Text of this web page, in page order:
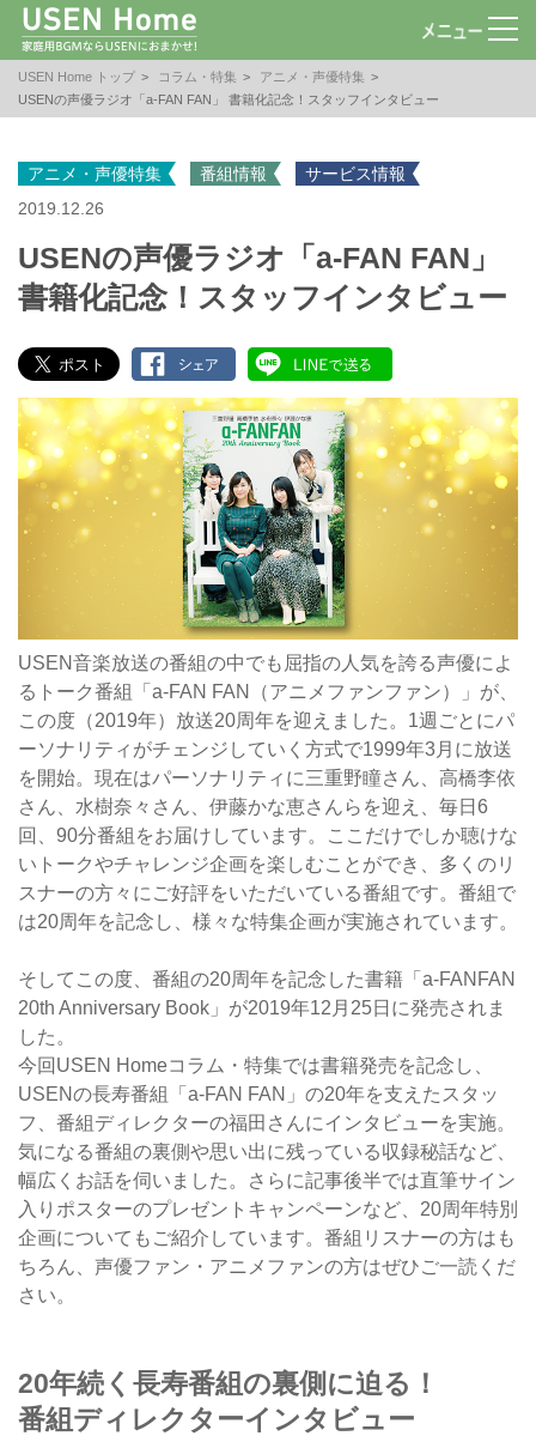
USEN Home トップ コラム・特集
アニメ・声優特集
USENの声優ラジオ「a-FAN FAN」 書籍化記念！スタッフインタビュー
USENの声優ラジオ「a-FAN FAN」
書籍化記念！スタッフインタビュー
2019.12.26
アニメ・声優特集 番組情報 サービス情報
USEN音楽放送の番組の中でも屈指の人気を誇る声優によ
るトーク番組「a-FAN FAN（アニメファンファン）」が、
この度（2019年）放送20周年を迎えました。1週ごとにパ
ーソナリティがチェンジしていく方式で1999年3月に放送
を開始。現在はパーソナリティに三重野瞳さん、高橋李依
さん、水樹奈々さん、伊藤かな恵さんらを迎え、毎日6
回、90分番組をお届けしています。ここだけでしか聴けな
いトークやチャレンジ企画を楽しむことができ、多くのリ
スナーの方々にご好評をいただいている番組です。番組で
は20周年を記念し、様々な特集企画が実施されています。
そしてこの度、番組の20周年を記念した書籍「a-FANFAN
20th Anniversary Book」が2019年12月25日に発売されま
した。
今回USEN Homeコラム・特集では書籍発売を記念し、
USENの長寿番組「a-FAN FAN」の20年を支えたスタッ
フ、番組ディレクターの福田さんにインタビューを実施。
気になる番組の裏側や思い出に残っている収録秘話など、
幅広くお話を伺いました。さらに記事後半では直筆サイン
入りポスターのプレゼントキャンペーンなど、20周年特別
企画についてもご紹介しています。番組リスナーの方はも
ちろん、声優ファン・アニメファンの方はぜひご一読くだ
さい。
20年続く長寿番組の裏側に迫る！
番組ディレクターインタビュー